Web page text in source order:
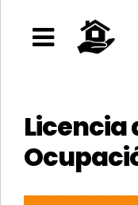
Licencia